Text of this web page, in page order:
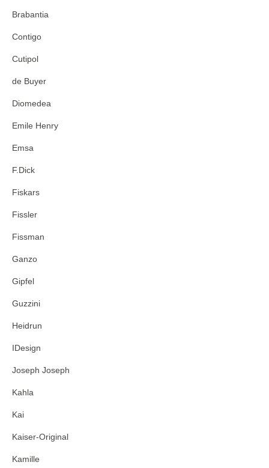
Brabantia
Contigo
Cutipol
de Buyer
Diomedea
Emile Henry
Emsa
F.Dick
Fiskars
Fissler
Fissman
Ganzo
Gipfel
Guzzini
Heidrun
IDesign
Joseph Joseph
Kahla
Kai
Kaiser-Original
Kamille